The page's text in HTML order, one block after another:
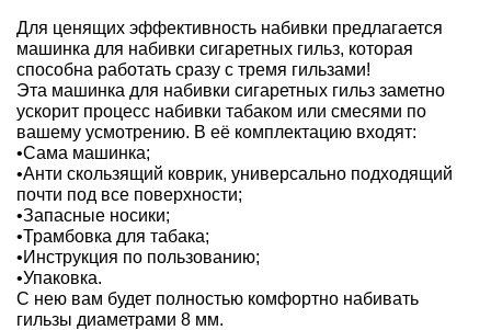
Для ценящих эффективность набивки предлагается
машинка для набивки сигаретных гильз, которая
способна работать сразу с тремя гильзами!
Эта машинка для набивки сигаретных гильз заметно
ускорит процесс набивки табаком или смесями по
вашему усмотрению. В её комплектацию входят:
•Сама машинка;
•Анти скользящий коврик, универсально подходящий
почти под все поверхности;
•Запасные носики;
•Трамбовка для табака;
•Инструкция по пользованию;
•Упаковка.
С нею вам будет полностью комфортно набивать
гильзы диаметрами 8 мм.